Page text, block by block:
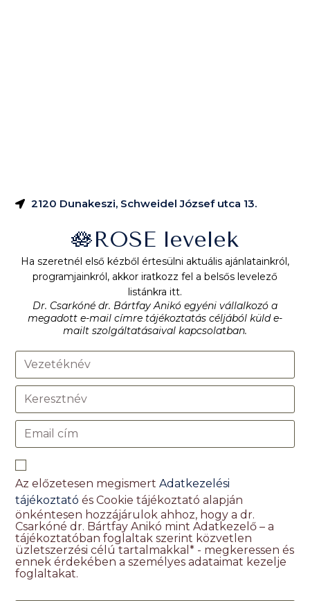
2120 Dunakeszi, Schweidel József utca 13.
🪷ROSE levelek
Ha szeretnél első kézből értesülni aktuális ajánlatainkról,
programjainkról, akkor iratkozz fel a belsős levelező
listánkra itt.
Dr. Csarkóné dr. Bártfay Anikó egyéni vállalkozó a
megadott e-mail címre tájékoztatás céljából küld e-
mailt szolgáltatásaival kapcsolatban.
Az előzetesen megismertAdatkezelési
tájékoztató és Cookie tájékoztató alapján
önkéntesen hozzájárulok ahhoz, hogy a dr.
Csarkóné dr. Bártfay Anikó mint Adatkezelő – a
tájékoztatóban foglaltak szerint közvetlen
üzletszerzési célú tartalmakkal* - megkeressen és
ennek érdekében a személyes adataimat kezelje
foglaltakat.